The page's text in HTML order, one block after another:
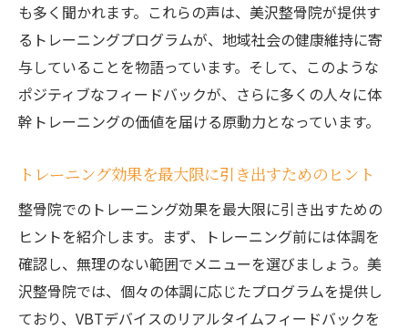
も多く聞かれます。これらの声は、美沢整骨院が提供す
るトレーニングプログラムが、地域社会の健康維持に寄
与していることを物語っています。そして、このような
ポジティブなフィードバックが、さらに多くの人々に体
幹トレーニングの価値を届ける原動力となっています。
トレーニング効果を最大限に引き出すためのヒント
整骨院でのトレーニング効果を最大限に引き出すための
ヒントを紹介します。まず、トレーニング前には体調を
確認し、無理のない範囲でメニューを選びましょう。美
沢整骨院では、個々の体調に応じたプログラムを提供し
ており、VBTデバイスのリアルタイムフィードバックを